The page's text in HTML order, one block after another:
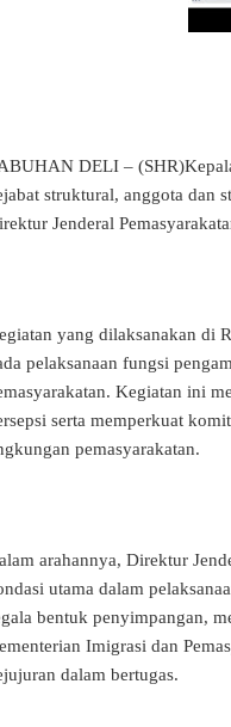
DELI –
struktural, anggota dan
Jenderal
yang dilaksanakan di
pelaksanaan fungsi
Kegiatan ini
serta memperkuat
pemasyarakatan.
arahannya, Direktur
utama dalam
bentuk penyimpangan,
Imigrasi dan
dalam bertugas.